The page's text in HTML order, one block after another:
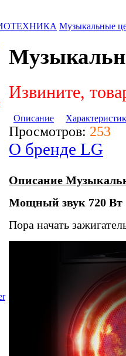
Музыкальные
Извините,
Описание
Просмотров: 253
О бренде LG
Описание
Мощный звук 720 Вт
Пора начать